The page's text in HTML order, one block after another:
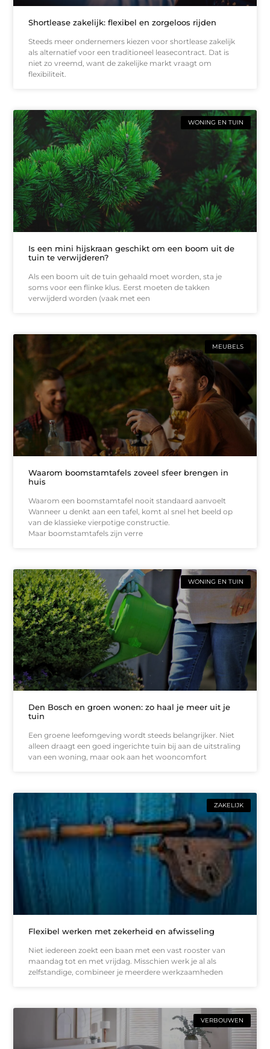
Shortlease zakelijk: flexibel en zorgeloos rijden
Steeds meer ondernemers kiezen voor shortlease zakelijk
als alternatief voor een traditioneel leasecontract. Dat is
niet zo vreemd, want de zakelijke markt vraagt om
flexibiliteit.
WONING EN TUIN
Is een mini hijskraan geschikt om een boom uit de
tuin te verwijderen?
Als een boom uit de tuin gehaald moet worden, sta je
soms voor een flinke klus. Eerst moeten de takken
verwijderd worden (vaak met een
MEUBELS
Waarom boomstamtafels zoveel sfeer brengen in
huis
Waarom een boomstamtafel nooit standaard aanvoelt
Wanneer u denkt aan een tafel, komt al snel het beeld op
van de klassieke vierpotige constructie.
Maar boomstamtafels zijn verre
WONING EN TUIN
Den Bosch en groen wonen: zo haal je meer uit je
tuin
Een groene leefomgeving wordt steeds belangrijker. Niet
alleen draagt een goed ingerichte tuin bij aan de uitstraling
van een woning, maar ook aan het wooncomfort
ZAKELIJK
Flexibel werken met zekerheid en afwisseling
Niet iedereen zoekt een baan met een vast rooster van
maandag tot en met vrijdag. Misschien werk je al als
zelfstandige, combineer je meerdere werkzaamheden
VERBOUWEN